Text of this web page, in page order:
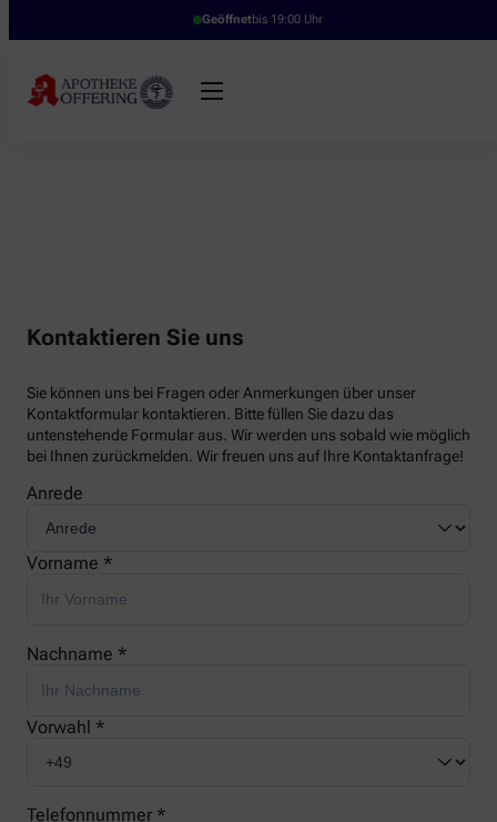
Geöffnetbis 19:00 Uhr
Kontaktieren Sie uns
Sie können uns bei Fragen oder Anmerkungen über unser
Kontaktformular kontaktieren. Bitte füllen Sie dazu das
untenstehende Formular aus. Wir werden uns sobald wie möglich
bei Ihnen zurückmelden. Wir freuen uns auf Ihre Kontaktanfrage!
Anrede
Vorname *
Nachname *
Vorwahl *
Telefonnummer *